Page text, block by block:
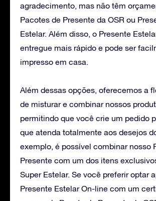
agradecimento, mas não têm
Pacotes de Presente da OSR ou
Estelar. Além disso, o Presente
entregue mais rápido e pode ser
impresso em casa.
Além dessas opções, oferecemos a
de misturar e combinar nossos
permitindo que você crie um pedido
que atenda totalmente aos desejos
exemplo, é possível combinar nosso
Presente com um dos itens
Super Estelar. Se você preferir optar
Presente Estelar On-line com um